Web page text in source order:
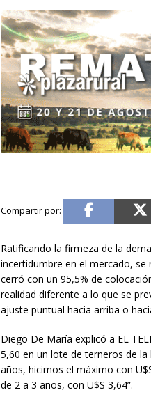
Ratificando la firmeza de la
incertidumbre en el mercado,
cerró con un 95,5% de
realidad diferente a lo que se
ajuste puntual hacia arriba o
Diego De María explicó a EL
5,60 en un lote de terneros de
años, hicimos el máximo con
de 2 a 3 años, con U$S 3,64”.